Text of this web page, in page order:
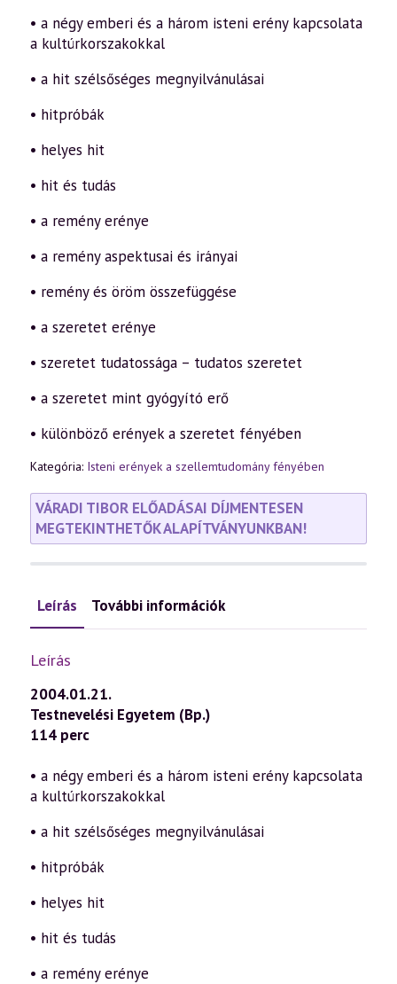
erények
szellemtudományban
mennyiség
• a négy emberi és a három isteni erény kapcsolata
a kultúrkorszakokkal
• a hit szélsőséges megnyilvánulásai
• hitpróbák
• helyes hit
• hit és tudás
• a remény erénye
• a remény aspektusai és irányai
• remény és öröm összefüggése
• a szeretet erénye
• szeretet tudatossága – tudatos szeretet
• a szeretet mint gyógyító erő
• különböző erények a szeretet fényében
Kategória: Isteni erények a szellemtudomány fényében
VÁRADI TIBOR ELŐADÁSAI DÍJMENTESEN
MEGTEKINTHETŐK ALAPÍTVÁNYUNKBAN!
Leírás További információk
Leírás
2004.01.21.
Testnevelési Egyetem (Bp.)
114 perc
• a négy emberi és a három isteni erény kapcsolata
a kultúrkorszakokkal
• a hit szélsőséges megnyilvánulásai
• hitpróbák
• helyes hit
• hit és tudás
• a remény erénye